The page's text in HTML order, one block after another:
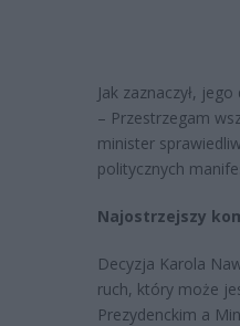
Jak zaznaczył,
– Przestrzegam
minister
politycznych
Najostrzejszy
Decyzja Karola
ruch, który może
Prezydenckim a